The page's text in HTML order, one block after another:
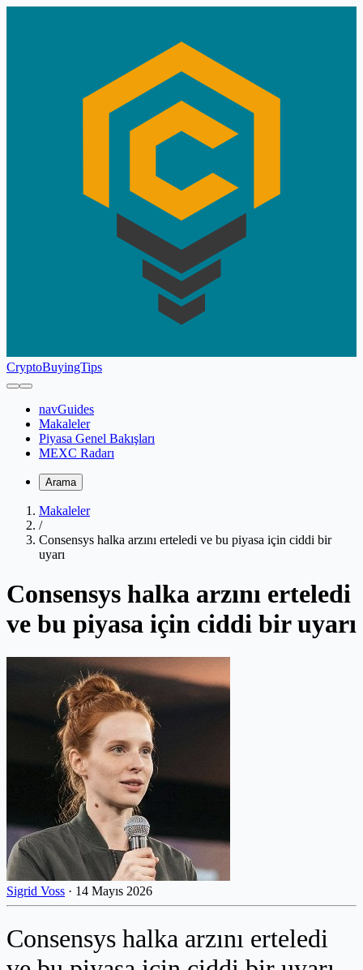
CryptoBuyingTips
navGuides
Makaleler
Piyasa Genel Bakışları
MEXC Radarı
Arama
Makaleler
/
Consensys halka arzını erteledi ve bu piyasa için ciddi bir
uyarı
Consensys halka arzını erteledi
ve bu piyasa için ciddi bir uyarı
Sigrid Voss · 14 Mayıs 2026
Consensys halka arzını erteledi